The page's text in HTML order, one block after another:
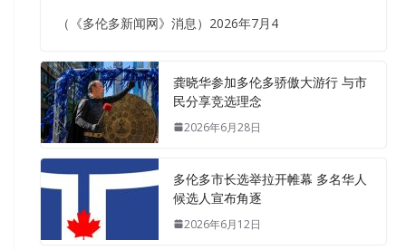
（《多伦多新闻网》消息）2026年7月4
龚晓华参加多伦多骄傲大游行 与市
民分享竞选理念
2026年6月28日
多伦多市长选举拉开帷幕 多名华人
候选人宣布角逐
2026年6月12日